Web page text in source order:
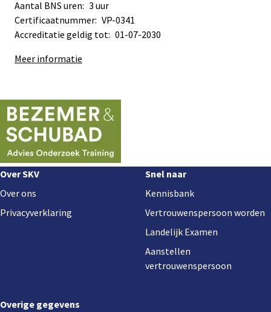
Aantal BNS uren: 3 uur
Certificaatnummer: VP-0341
Accreditatie geldig tot: 01-07-2030
Meer informatie
Sub
navigation
Sub
navigation
Footer
navigation
Over SKV
Over ons
Privacyverklaring
Snel naar
Kennisbank
Vertrouwenspersoon worden
Landelijk Examen
Aanstellen
vertrouwenspersoon
Overige gegevens